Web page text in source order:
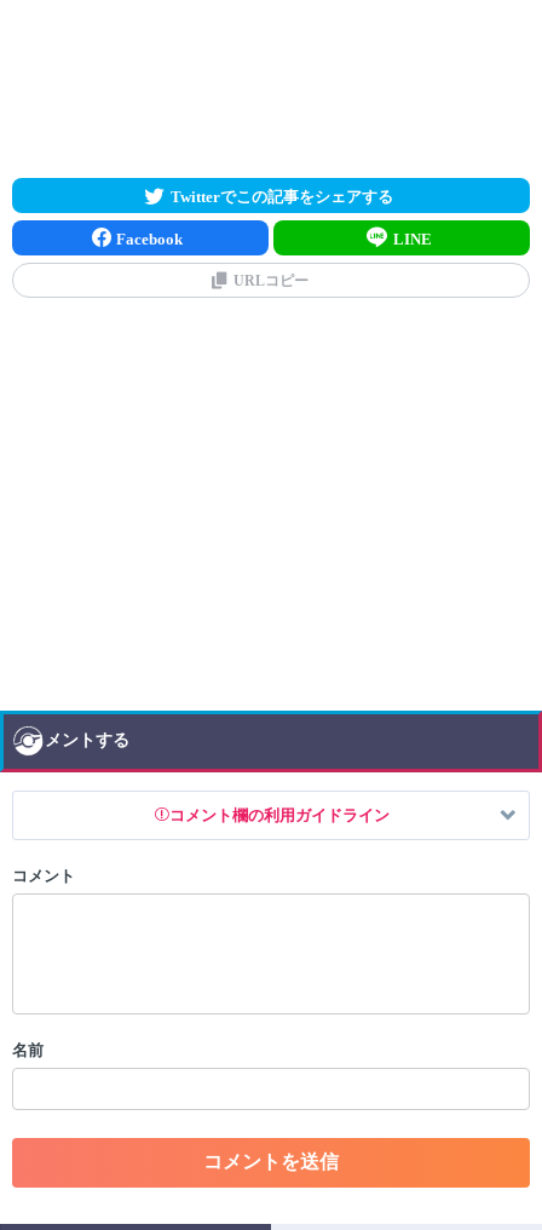
Twitterでこの記事をシェアする
Facebook LINE
URLコピー
コメントする
コメント欄の利用ガイドライン
以下の書き込みを禁止とし、場合によってはコメント削除や書き込み制
・一度削除された投稿を再び投稿すること
・アカウントの売買など金銭が絡む内容の投稿
・各ゲームのネタバレを含む内容の投稿
・その他、管理者が不適切と判断した投稿
コメント
名前